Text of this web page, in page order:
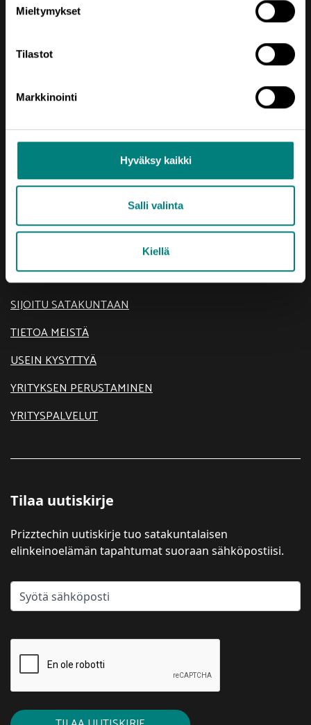
Mieltymykset
Tilastot
Markkinointi
Hyväksy kaikki
Salli valinta
Kiellä
etunimi.sukunimi@prizz.fi
KEHITTÄMISTEEMAT
SIJOITU SATAKUNTAAN
TIETOA MEISTÄ
USEIN KYSYTTYÄ
YRITYKSEN PERUSTAMINEN
YRITYSPALVELUT
Tilaa uutiskirje
Prizztechin uutiskirje tuo satakuntalaisen
elinkeinoelämän tapahtumat suoraan sähköpostiisi.